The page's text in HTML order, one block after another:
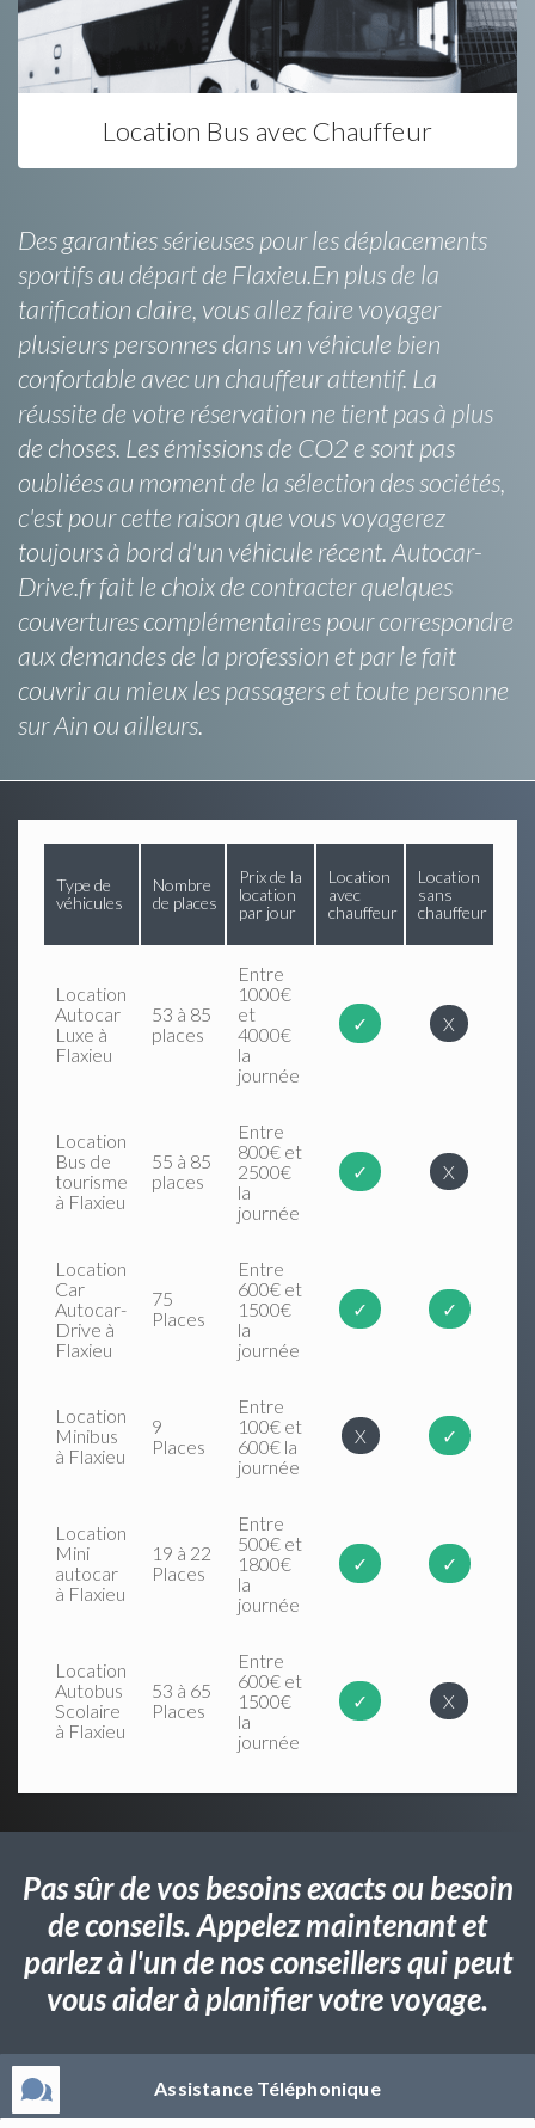
Location Bus avec Chauffeur
Des garanties sérieuses pour les déplacements
sportifs au départ de Flaxieu.En plus de la
tarification claire, vous allez faire voyager
plusieurs personnes dans un véhicule bien
confortable avec un chauffeur attentif. La
réussite de votre réservation ne tient pas à plus
de choses. Les émissions de CO2 e sont pas
oubliées au moment de la sélection des sociétés,
c'est pour cette raison que vous voyagerez
toujours à bord d'un véhicule récent. Autocar-
Drive.fr fait le choix de contracter quelques
couvertures complémentaires pour correspondre
aux demandes de la profession et par le fait
couvrir au mieux les passagers et toute personne
sur Ain ou ailleurs.
Type de
véhicules
Nombre
de places
Prix de la
location
par jour
Location
avec
chauffeur
Location
sans
chauffeur
Location
Autocar
Luxe à
Flaxieu
53 à 85
places
Entre
1000€
et
4000€
la
journée
✓ X
Location
Bus de
tourisme
à Flaxieu
55 à 85
places
Entre
800€ et
2500€
la
journée
✓ X
Location
Car
Autocar-
Drive à
Flaxieu
75
Places
Entre
600€ et
1500€
la
journée
✓ ✓
Location
Minibus
à Flaxieu
9
Places
Entre
100€ et
600€ la
journée
X ✓
Location
Mini
autocar
à Flaxieu
19 à 22
Places
Entre
500€ et
1800€
la
journée
✓ ✓
Location
Autobus
Scolaire
à Flaxieu
53 à 65
Places
Entre
600€ et
1500€
la
journée
✓ X
Pas sûr de vos besoins exacts ou besoin
de conseils. Appelez maintenant et
parlez à l'un de nos conseillers qui peut
vous aider à planifier votre voyage.
Assistance Téléphonique